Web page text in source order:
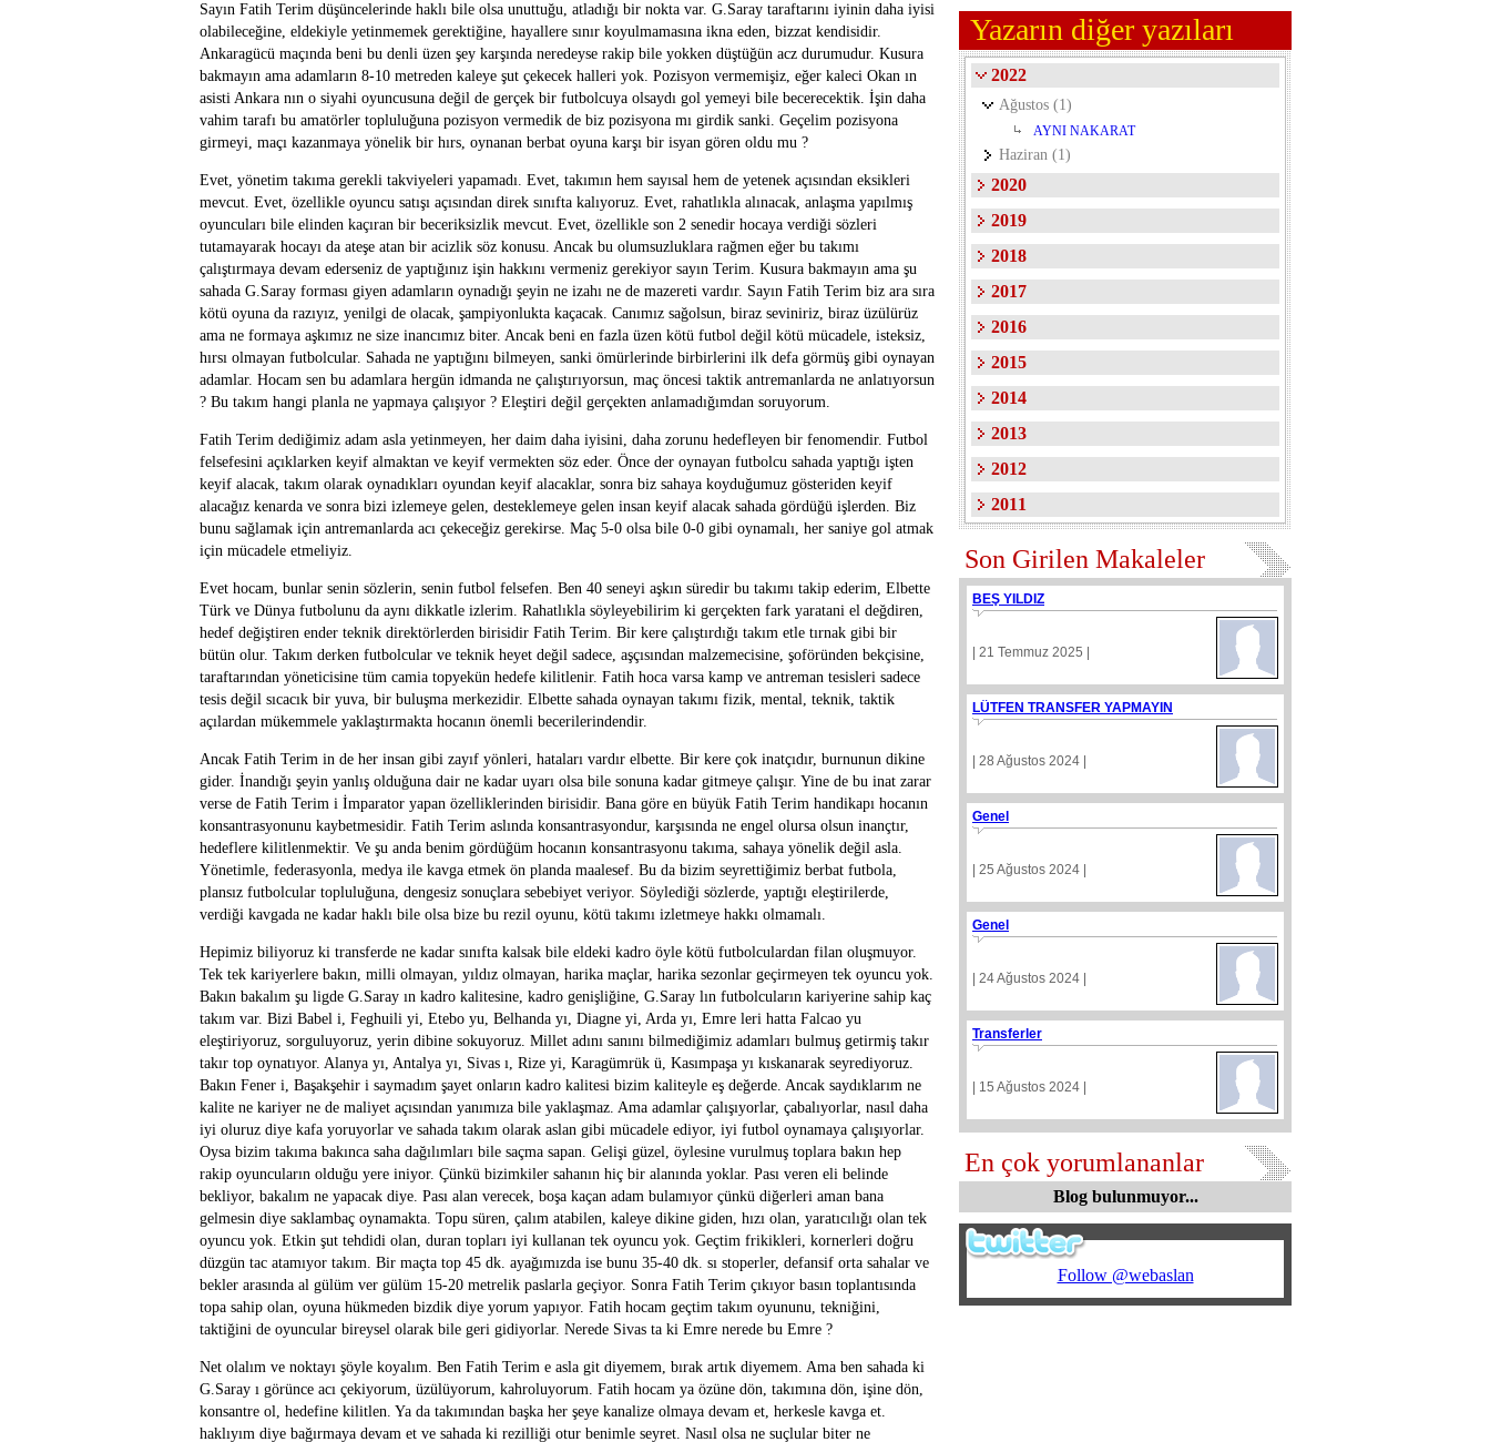
Sayın Fatih Terim düşüncelerinde haklı bile olsa unuttuğu, atladığı bir nokta var. G.Saray taraftarını iyinin daha iyisi
olabileceğine, eldekiyle yetinmemek gerektiğine, hayallere sınır koyulmamasına ikna eden, bizzat kendisidir.
Ankaragücü maçında beni bu denli üzen şey karşında neredeyse rakip bile yokken düştüğün acz durumudur. Kusura
bakmayın ama adamların 8-10 metreden kaleye şut çekecek halleri yok. Pozisyon vermemişiz, eğer kaleci Okan ın
asisti Ankara nın o siyahi oyuncusuna değil de gerçek bir futbolcuya olsaydı gol yemeyi bile becerecektik. İşin daha
vahim tarafı bu amatörler topluluğuna pozisyon vermedik de biz pozisyona mı girdik sanki. Geçelim pozisyona
girmeyi, maçı kazanmaya yönelik bir hırs, oynanan berbat oyuna karşı bir isyan gören oldu mu ?
Evet, yönetim takıma gerekli takviyeleri yapamadı. Evet, takımın hem sayısal hem de yetenek açısından eksikleri
mevcut. Evet, özellikle oyuncu satışı açısından direk sınıfta kalıyoruz. Evet, rahatlıkla alınacak, anlaşma yapılmış
oyuncuları bile elinden kaçıran bir beceriksizlik mevcut. Evet, özellikle son 2 senedir hocaya verdiği sözleri
tutamayarak hocayı da ateşe atan bir acizlik söz konusu. Ancak bu olumsuzluklara rağmen eğer bu takımı
çalıştırmaya devam ederseniz de yaptığınız işin hakkını vermeniz gerekiyor sayın Terim. Kusura bakmayın ama şu
sahada G.Saray forması giyen adamların oynadığı şeyin ne izahı ne de mazereti vardır. Sayın Fatih Terim biz ara sıra
kötü oyuna da razıyız, yenilgi de olacak, şampiyonlukta kaçacak. Canımız sağolsun, biraz seviniriz, biraz üzülürüz
ama ne formaya aşkımız ne size inancımız biter. Ancak beni en fazla üzen kötü futbol değil kötü mücadele, isteksiz,
hırsı olmayan futbolcular. Sahada ne yaptığını bilmeyen, sanki ömürlerinde birbirlerini ilk defa görmüş gibi oynayan
adamlar. Hocam sen bu adamlara hergün idmanda ne çalıştırıyorsun, maç öncesi taktik antremanlarda ne anlatıyorsun
? Bu takım hangi planla ne yapmaya çalışıyor ? Eleştiri değil gerçekten anlamadığımdan soruyorum.
Fatih Terim dediğimiz adam asla yetinmeyen, her daim daha iyisini, daha zorunu hedefleyen bir fenomendir. Futbol
felsefesini açıklarken keyif almaktan ve keyif vermekten söz eder. Önce der oynayan futbolcu sahada yaptığı işten
keyif alacak, takım olarak oynadıkları oyundan keyif alacaklar, sonra biz sahaya koyduğumuz gösteriden keyif
alacağız kenarda ve sonra bizi izlemeye gelen, desteklemeye gelen insan keyif alacak sahada gördüğü işlerden. Biz
bunu sağlamak için antremanlarda acı çekeceğiz gerekirse. Maç 5-0 olsa bile 0-0 gibi oynamalı, her saniye gol atmak
için mücadele etmeliyiz.
Evet hocam, bunlar senin sözlerin, senin futbol felsefen. Ben 40 seneyi aşkın süredir bu takımı takip ederim, Elbette
Türk ve Dünya futbolunu da aynı dikkatle izlerim. Rahatlıkla söyleyebilirim ki gerçekten fark yaratani el değdiren,
hedef değiştiren ender teknik direktörlerden birisidir Fatih Terim. Bir kere çalıştırdığı takım etle tırnak gibi bir
bütün olur. Takım derken futbolcular ve teknik heyet değil sadece, aşçısından malzemecisine, şoföründen bekçisine,
taraftarından yöneticisine tüm camia topyekün hedefe kilitlenir. Fatih hoca varsa kamp ve antreman tesisleri sadece
tesis değil sıcacık bir yuva, bir buluşma merkezidir. Elbette sahada oynayan takımı fizik, mental, teknik, taktik
açılardan mükemmele yaklaştırmakta hocanın önemli becerilerindendir.
Ancak Fatih Terim in de her insan gibi zayıf yönleri, hataları vardır elbette. Bir kere çok inatçıdır, burnunun dikine
gider. İnandığı şeyin yanlış olduğuna dair ne kadar uyarı olsa bile sonuna kadar gitmeye çalışır. Yine de bu inat zarar
verse de Fatih Terim i İmparator yapan özelliklerinden birisidir. Bana göre en büyük Fatih Terim handikapı hocanın
konsantrasyonunu kaybetmesidir. Fatih Terim aslında konsantrasyondur, karşısında ne engel olursa olsun inançtır,
hedeflere kilitlenmektir. Ve şu anda benim gördüğüm hocanın konsantrasyonu takıma, sahaya yönelik değil asla.
Yönetimle, federasyonla, medya ile kavga etmek ön planda maalesef. Bu da bizim seyrettiğimiz berbat futbola,
plansız futbolcular topluluğuna, dengesiz sonuçlara sebebiyet veriyor. Söylediği sözlerde, yaptığı eleştirilerde,
verdiği kavgada ne kadar haklı bile olsa bize bu rezil oyunu, kötü takımı izletmeye hakkı olmamalı.
Hepimiz biliyoruz ki transferde ne kadar sınıfta kalsak bile eldeki kadro öyle kötü futbolculardan filan oluşmuyor.
Tek tek kariyerlere bakın, milli olmayan, yıldız olmayan, harika maçlar, harika sezonlar geçirmeyen tek oyuncu yok.
Bakın bakalım şu ligde G.Saray ın kadro kalitesine, kadro genişliğine, G.Saray lın futbolcuların kariyerine sahip kaç
takım var. Bizi Babel i, Feghuili yi, Etebo yu, Belhanda yı, Diagne yi, Arda yı, Emre leri hatta Falcao yu
eleştiriyoruz, sorguluyoruz, yerin dibine sokuyoruz. Millet adını sanını bilmediğimiz adamları bulmuş getirmiş takır
takır top oynatıyor. Alanya yı, Antalya yı, Sivas ı, Rize yi, Karagümrük ü, Kasımpaşa yı kıskanarak seyrediyoruz.
Bakın Fener i, Başakşehir i saymadım şayet onların kadro kalitesi bizim kaliteyle eş değerde. Ancak saydıklarım ne
kalite ne kariyer ne de maliyet açısından yanımıza bile yaklaşmaz. Ama adamlar çalışıyorlar, çabalıyorlar, nasıl daha
iyi oluruz diye kafa yoruyorlar ve sahada takım olarak aslan gibi mücadele ediyor, iyi futbol oynamaya çalışıyorlar.
Oysa bizim takıma bakınca saha dağılımları bile saçma sapan. Gelişi güzel, öylesine vurulmuş toplara bakın hep
rakip oyuncuların olduğu yere iniyor. Çünkü bizimkiler sahanın hiç bir alanında yoklar. Pası veren eli belinde
bekliyor, bakalım ne yapacak diye. Pası alan verecek, boşa kaçan adam bulamıyor çünkü diğerleri aman bana
gelmesin diye saklambaç oynamakta. Topu süren, çalım atabilen, kaleye dikine giden, hızı olan, yaratıcılığı olan tek
oyuncu yok. Etkin şut tehdidi olan, duran topları iyi kullanan tek oyuncu yok. Geçtim frikikleri, kornerleri doğru
düzgün tac atamıyor takım. Bir maçta top 45 dk. ayağımızda ise bunu 35-40 dk. sı stoperler, defansif orta sahalar ve
bekler arasında al gülüm ver gülüm 15-20 metrelik paslarla geçiyor. Sonra Fatih Terim çıkıyor basın toplantısında
topa sahip olan, oyuna hükmeden bizdik diye yorum yapıyor. Fatih hocam geçtim takım oyununu, tekniğini,
taktiğini de oyuncular bireysel olarak bile geri gidiyorlar. Nerede Sivas ta ki Emre nerede bu Emre ?
Net olalım ve noktayı şöyle koyalım. Ben Fatih Terim e asla git diyemem, bırak artık diyemem. Ama ben sahada ki
G.Saray ı görünce acı çekiyorum, üzülüyorum, kahroluyorum. Fatih hocam ya özüne dön, takımına dön, işine dön,
konsantre ol, hedefine kilitlen. Ya da takımından başka her şeye kanalize olmaya devam et, herkesle kavga et.
haklıyım diye bağırmaya devam et ve sahada ki rezilliği otur benimle seyret. Nasıl olsa ne suçlular biter ne
Yazarın diğer yazıları
2022
Ağustos (1)
AYNI NAKARAT
Haziran (1)
2020
2019
2018
2017
2016
2015
2014
2013
2012
2011
Son Girilen Makaleler
BEŞ YILDIZ
| 21 Temmuz 2025 |
LÜTFEN TRANSFER YAPMAYIN
| 28 Ağustos 2024 |
Genel
| 25 Ağustos 2024 |
Genel
| 24 Ağustos 2024 |
Transferler
| 15 Ağustos 2024 |
En çok yorumlananlar
Blog bulunmuyor...
Follow @webaslan